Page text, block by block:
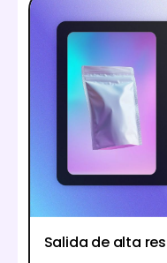
Salida de alta